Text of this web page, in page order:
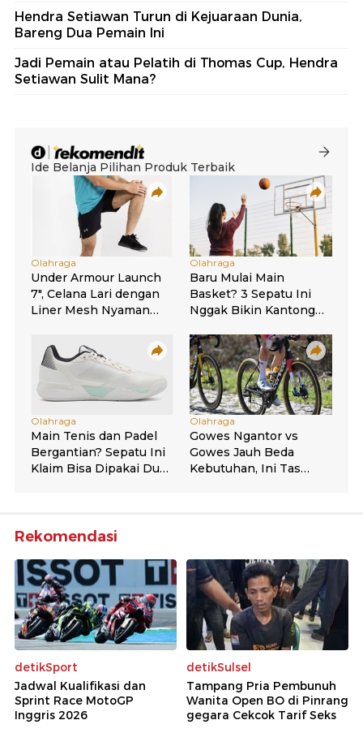
Hendra Setiawan Turun di Kejuaraan Dunia,
Bareng Dua Pemain Ini
Jadi Pemain atau Pelatih di Thomas Cup, Hendra
Setiawan Sulit Mana?
Rekomendasi
detikSport
Jadwal Kualifikasi dan
Sprint Race MotoGP
Inggris 2026
detikSulsel
Tampang Pria Pembunuh
Wanita Open BO di Pinrang
gegara Cekcok Tarif Seks